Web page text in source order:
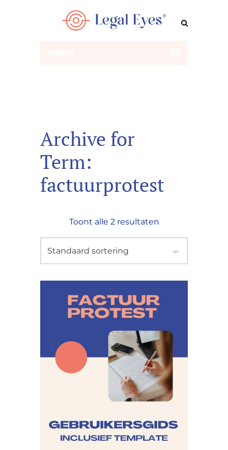
Archive for
Term:
factuurprotest
Toont alle 2 resultaten